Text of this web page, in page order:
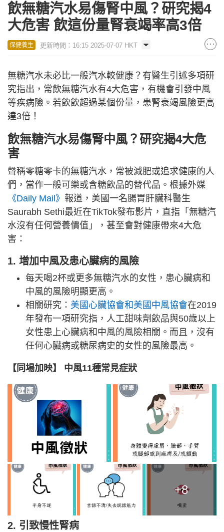
飲無糖汽水易傷腎中風？研究揭4
大危害 飲這份量腎衰竭率高3倍
保健養生 更新時間：16:15 2025-07-07 HKT
無糖汽水未必比一般汽水較健康？有醫生引述多項研
究指出，常飲無糖汽水有4大危害，有機會引發中風
等疾病險。若飲飲超過某個份量，患腎衰竭風險更高
達3倍！
飲無糖汽水易傷腎中風？研究揭4大危
害
聲稱零糖零卡的無糖汽水，常被減肥或追求健康的人
們，當作一般可樂或含糖飲品的替代品。根據外媒
《Daily Mail》 報道，美國一名腸胃肝臟科醫生
Saurabh Sethi最近在TikTok發布影片，直指「無糖汽
水沒有任何營養價值」，甚至會對健康帶來4大危
害：
1. 增加中風及患心臟病的風險
每天喝2杯或更多無糖汽水的女性，患心臟病和
中風的風險明顯更高。
相關研究： 美國心臟協會和美國中風協會在2019
年發布一項研究指，人工甜味劑飲品與50歲以上
女性患上心臟病和中風的風險相關。而且，沒有
任何心臟病或糖尿病史的女性的風險最高。
【同場加映】 中風11種常見症狀
+8
2. 引致慢性腎病